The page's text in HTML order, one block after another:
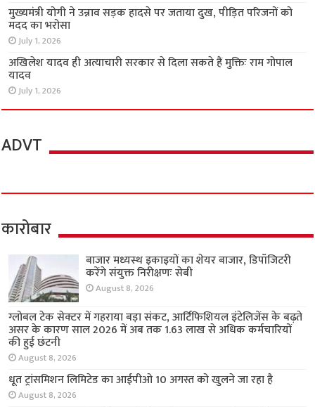
मुख्यमंत्री योगी ने उन्नाव सड़क हादसे पर जताया दुख, पीड़ित परिजनों को
मदद का भरोसा
July 1, 2026
अखिलेश यादव ही अत्याचारी सरकार से दिला सकते हैं मुक्तिः राम गोपाल
यादव
July 1, 2026
ADVT
कारोबार
बाजार मध्यस्थ इकाइयों का शेयर बाजार, डिपॉजिटरी
करेंगे संयुक्त निरीक्षणः सेबी
August 8, 2026
ग्लोबल टेक सेक्टर में गहराया बड़ा संकट, आर्टिफिशियल इंटेलिजेंस के बढ़ते
असर के कारण साल 2026 में अब तक 1.63 लाख से अधिक कर्मचारियों
की हुई छंटनी
August 8, 2026
धूत ट्रांसमिशन लिमिटेड का आईपीओ 10 अगस्त को खुलने जा रहा है
August 8, 2026